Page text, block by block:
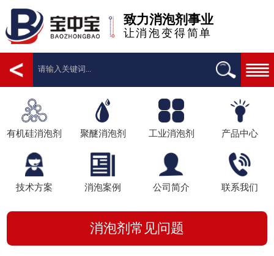
致力消泡剂事业
让消泡变得简单
有机硅消泡剂 聚醚消泡剂 工业消泡剂 产品中心
技术方案 消泡案例 公司简介 联系我们
消泡剂常见问题